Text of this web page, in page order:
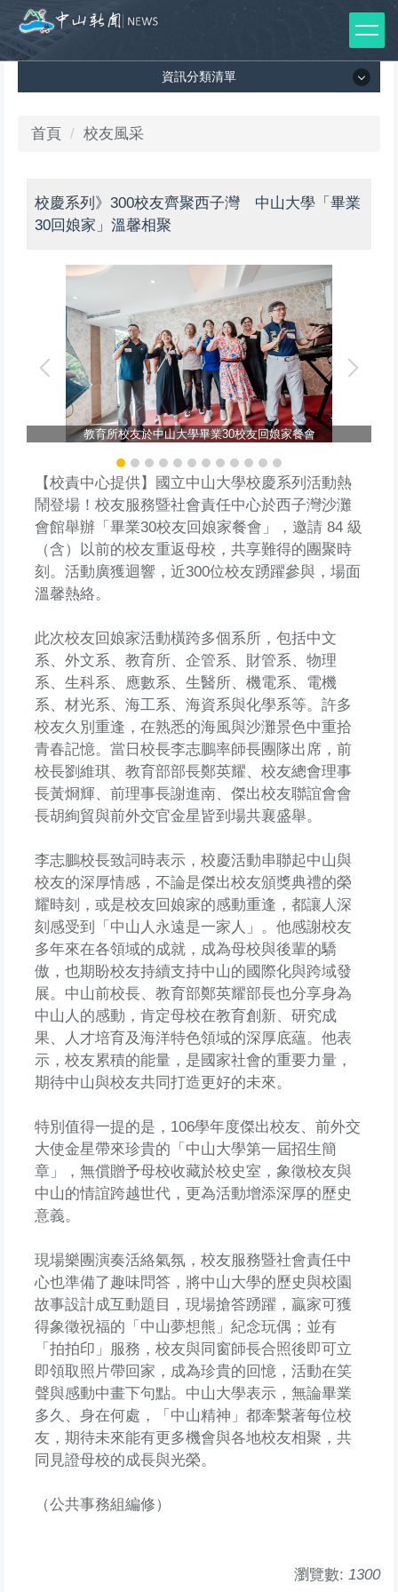
到
主
資訊分類清單
資訊分類清單
媒體報導
師生榮譽
首頁 校友風采
校慶系列》300校友齊聚西子灣 中山大學「畢業
30回娘家」溫馨相聚
教育所校友於中山大學畢業30校友回娘家餐會
【校責中心提供】國立中山大學校慶系列活動熱
鬧登場！校友服務暨社會責任中心於西子灣沙灘
會館舉辦「畢業30校友回娘家餐會」，邀請 84 級
（含）以前的校友重返母校，共享難得的團聚時
刻。活動廣獲迴響，近300位校友踴躍參與，場面
溫馨熱絡。
此次校友回娘家活動橫跨多個系所，包括中文
系、外文系、教育所、企管系、財管系、物理
系、生科系、應數系、生醫所、機電系、電機
系、材光系、海工系、海資系與化學系等。許多
校友久別重逢，在熟悉的海風與沙灘景色中重拾
青春記憶。當日校長李志鵬率師長團隊出席，前
校長劉維琪、教育部部長鄭英耀、校友總會理事
長黃烱輝、前理事長謝進南、傑出校友聯誼會會
長胡絢貿與前外交官金星皆到場共襄盛舉。
李志鵬校長致詞時表示，校慶活動串聯起中山與
校友的深厚情感，不論是傑出校友頒獎典禮的榮
耀時刻，或是校友回娘家的感動重逢，都讓人深
刻感受到「中山人永遠是一家人」。他感謝校友
多年來在各領域的成就，成為母校與後輩的驕
傲，也期盼校友持續支持中山的國際化與跨域發
展。中山前校長、教育部鄭英耀部長也分享身為
中山人的感動，肯定母校在教育創新、研究成
果、人才培育及海洋特色領域的深厚底蘊。他表
示，校友累積的能量，是國家社會的重要力量，
期待中山與校友共同打造更好的未來。
特別值得一提的是，106學年度傑出校友、前外交
大使金星帶來珍貴的「中山大學第一屆招生簡
章」，無償贈予母校收藏於校史室，象徵校友與
中山的情誼跨越世代，更為活動增添深厚的歷史
意義。
現場樂團演奏活絡氣氛，校友服務暨社會責任中
心也準備了趣味問答，將中山大學的歷史與校園
故事設計成互動題目，現場搶答踴躍，贏家可獲
得象徵祝福的「中山夢想熊」紀念玩偶；並有
「拍拍印」服務，校友與同窗師長合照後即可立
即領取照片帶回家，成為珍貴的回憶，活動在笑
聲與感動中畫下句點。中山大學表示，無論畢業
多久、身在何處，「中山精神」都牽繫著每位校
友，期待未來能有更多機會與各地校友相聚，共
同見證母校的成長與光榮。
（公共事務組編修）
瀏覽數: 1300